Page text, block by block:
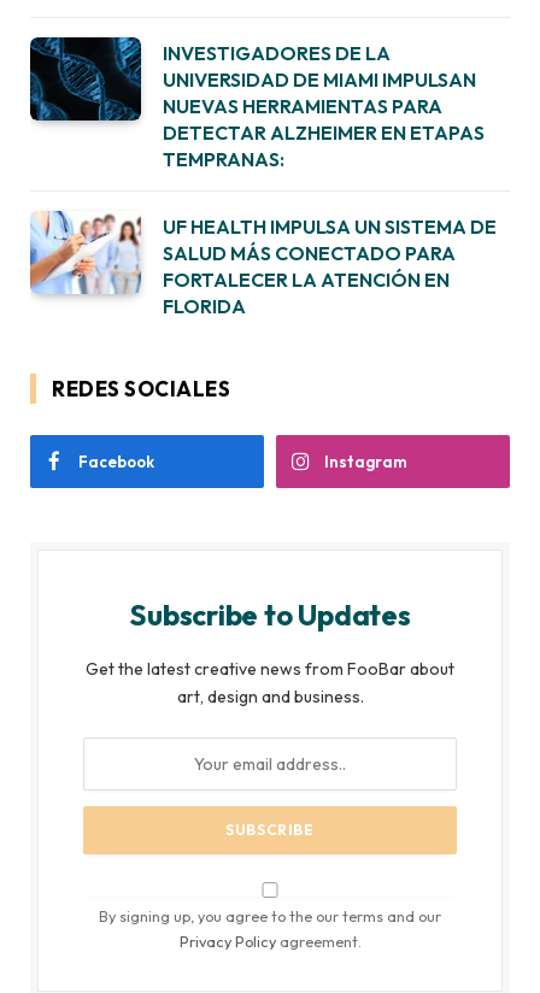
INVESTIGADORES DE LA
UNIVERSIDAD DE MIAMI IMPULSAN
NUEVAS HERRAMIENTAS PARA
DETECTAR ALZHEIMER EN ETAPAS
TEMPRANAS:
UF HEALTH IMPULSA UN SISTEMA DE
SALUD MÁS CONECTADO PARA
FORTALECER LA ATENCIÓN EN
FLORIDA
REDES SOCIALES
Facebook Instagram
Subscribe to Updates
Get the latest creative news from FooBar about
art, design and business.
By signing up, you agree to the our terms and our
Privacy Policyagreement.